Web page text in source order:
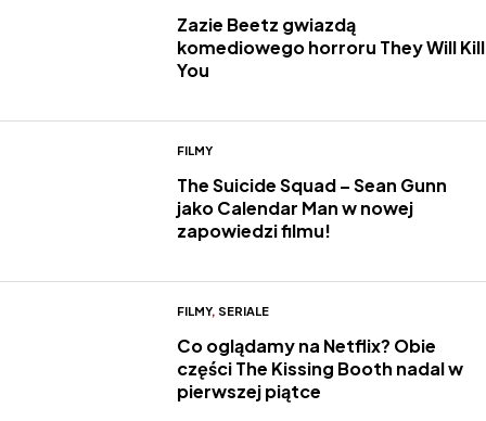
Zazie Beetz gwiazdą
komediowego horroru They Will Kill
You
FILMY
The Suicide Squad – Sean Gunn
jako Calendar Man w nowej
zapowiedzi filmu!
FILMY, SERIALE
Co oglądamy na Netflix? Obie
części The Kissing Booth nadal w
pierwszej piątce